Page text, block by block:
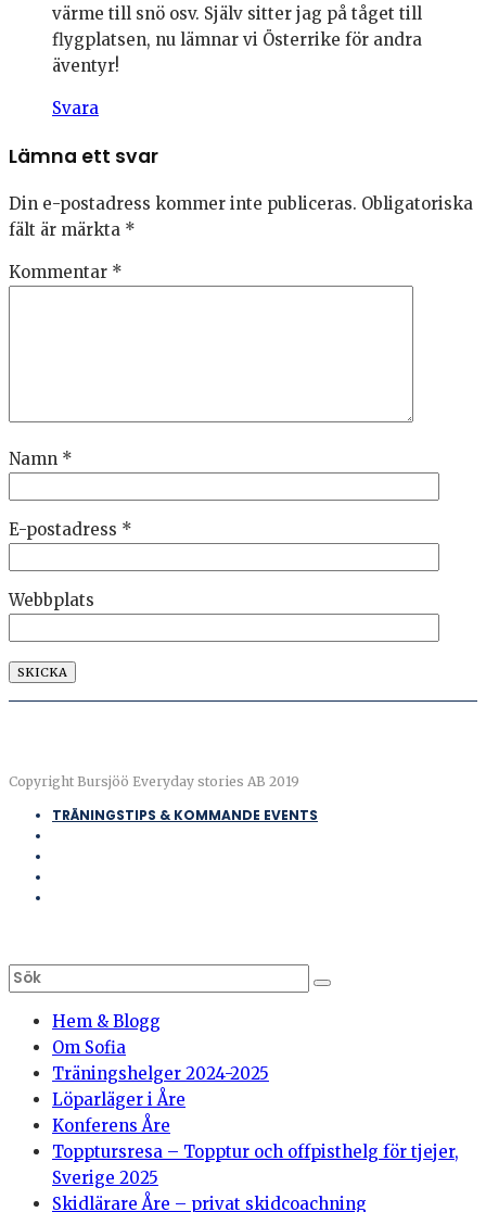
värme till snö osv. Själv sitter jag på tåget till
flygplatsen, nu lämnar vi Österrike för andra
äventyr!
Svara
Lämna ett svar
Din e-postadress kommer inte publiceras. Obligatoriska
fält är märkta *
Kommentar *
Namn *
E-postadress *
Webbplats
Copyright Bursjöö Everyday stories AB 2019
TRÄNINGSTIPS & KOMMANDE EVENTS
Hem & Blogg
Om Sofia
Träningshelger 2024-2025
Löparläger i Åre
Konferens Åre
Topptursresa – Topptur och offpisthelg för tjejer,
Sverige 2025
Skidlärare Åre – privat skidcoachning